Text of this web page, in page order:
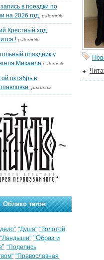
в поездки по
на 2026 год. palomnik
Крестный ход
! palomnik
праздник у
Михаила palomnik
октябрь в
palomnik
Облако тегов
"Душа" "Золотой
"Ландыши" "Образ и
"Поделись
"Православная